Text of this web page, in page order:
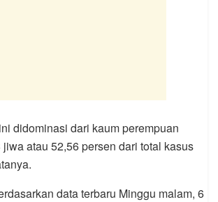
didominasi dari kaum perempuan
atau 52,56 persen dari total kasus
data terbaru Minggu malam, 6